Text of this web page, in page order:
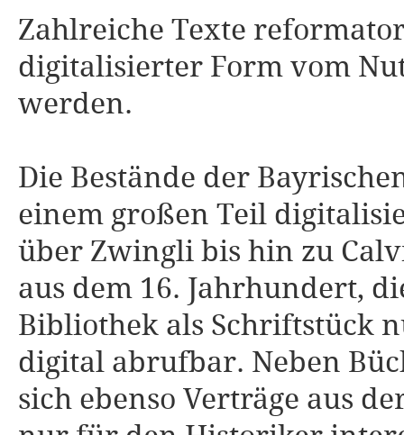
Zahlreiche Texte
digitalisierter Form vom
werden.
Die Bestände der
einem großen Teil
über Zwingli bis hin zu
aus dem 16. Jahrhundert,
Bibliothek als Schriftstück
digital abrufbar. Neben
sich ebenso Verträge aus